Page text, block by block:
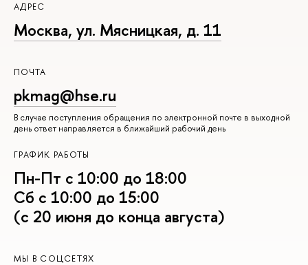
АДРЕС
Москва, ул. Мясницкая, д. 11
ПОЧТА
pkmag@hse.ru
В случае поступления обращения по электронной почте в выходной
день ответ направляется в ближайший рабочий день
ГРАФИК РАБОТЫ
Пн-Пт с 10:00 до 18:00
Сб с 10:00 до 15:00
(с 20 июня до конца августа)
МЫ В СОЦСЕТЯХ